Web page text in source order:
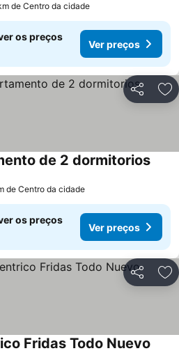
de Centro da cidade
os preços
Ver preços
Partilhar
de 2 dormitoriosVer
de Centro da cidade
os preços
Ver preços
Partilhar
Fridas Todo Nuevo